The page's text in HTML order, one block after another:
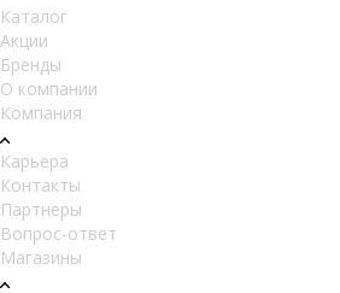
Каталог
Акции
Бренды
О компании
Компания
Карьера
Контакты
Партнеры
Вопрос-ответ
Магазины